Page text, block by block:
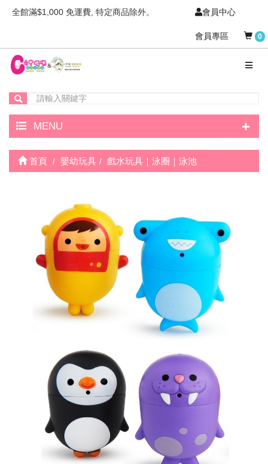
全館滿$1,000 免運費, 特定商品除外。 會員中心
會員專區 0
MENU +
首頁 嬰幼玩具 戲水玩具｜泳圈｜泳池